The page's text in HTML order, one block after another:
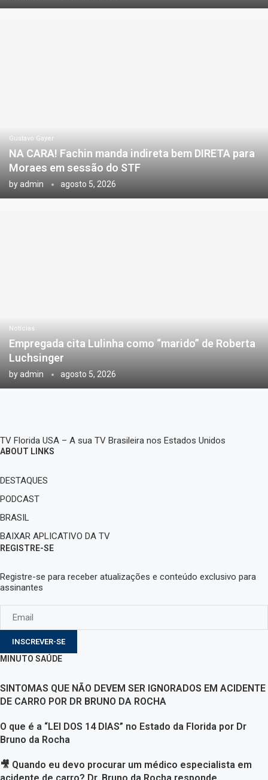
Gustavo Gayer
NA CARA! Fachin manda indireta bem DIRETA para
Moraes em sessão do STF
byadmin agosto 5, 2026
Notícias
Empregada cita Lulinha como “marido” de Roberta
Luchsinger
byadmin agosto 5, 2026
TV Florida USA – A sua TV Brasileira nos Estados Unidos
ABOUT LINKS
DESTAQUES
PODCAST
BRASIL
BAIXAR APLICATIVO DA TV
REGISTRE-SE
Registre-se para receber atualizações e conteúdo exclusivo para
assinantes
INSCREVER-SE
MINUTO SAÚDE
SINTOMAS QUE NÃO DEVEM SER IGNORADOS EM ACIDENTE
DE CARRO POR DR BRUNO DA ROCHA
O que é a “LEI DOS 14 DIAS” no Estado da Florida por Dr
Bruno da Rocha
🎥 Quando eu devo procurar um médico especialista em